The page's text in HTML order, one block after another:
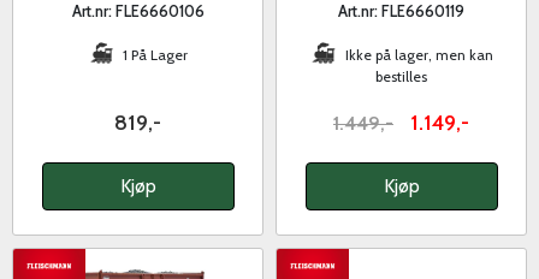
Art.nr: FLE6660106
1 På Lager
819,-
Kjøp
Art.nr: FLE6660119
Ikke på lager, men kan
bestilles
1.449,- 1.149,-
Kjøp